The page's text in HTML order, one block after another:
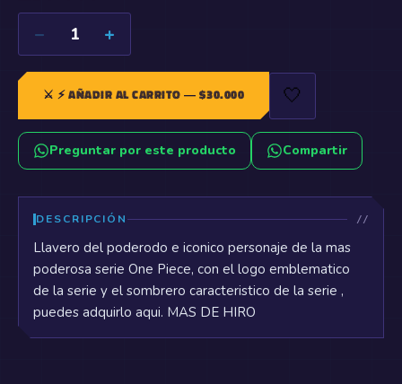
− 1 +
⚔️⚡ AÑADIR AL CARRITO — $30.000 🤍
Preguntar por este producto Compartir
DESCRIPCIÓN
Llavero del poderodo e iconico personaje de la mas
poderosa serie One Piece, con el logo emblematico
de la serie y el sombrero caracteristico de la serie ,
puedes adquirlo aqui. MAS DE HIRO